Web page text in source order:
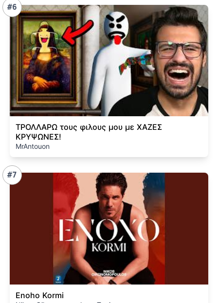
#6
ΤΡΟΛΛΑΡΩ τους φιλους μου με ΧΑΖΕΣ
ΚΡΥΨΩΝΕΣ!
MrAntouon
#7
Enoho Kormi